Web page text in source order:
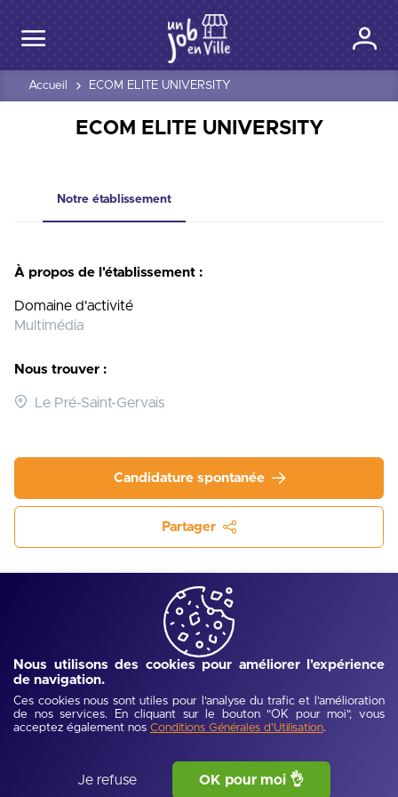
Nous utilisons des cookies pour améliorer l'expérience
de navigation.
Ces cookies nous sont utiles pour l'analyse du trafic et l'amélioration
de nos services. En cliquant sur le bouton "OK pour moi", vous
acceptez également nos Conditions Générales d'Utilisation.
Je refuse OK pour moi 👌
Accueil ECOM ELITE UNIVERSITY
ECOM ELITE UNIVERSITY
Notre établissement
À propos de l'établissement :
Domaine d'activité
Multimédia
Nous trouver :
Le Pré-Saint-Gervais
Candidature spontanée
Partager
Qui sommes-nous ?
Nous sommes une entreprise en pleine expansion,
entièrement à distance, dotée d'une flexibilité et d'une
ambition remarquables, et guidée par une vision claire :
transformer l'éducation en ligne dans le marché